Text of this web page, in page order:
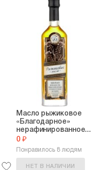
Масло рыжиковое
«Благодарное»
нерафинированное...
0 ₽
Понравилось 8 людям
НЕТ В НАЛИЧИИ